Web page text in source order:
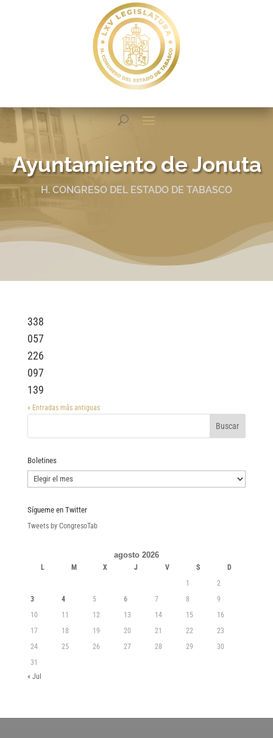
Ayuntamiento de Jonuta
H. CONGRESO DEL ESTADO DE TABASCO
338
057
226
097
139
« Entradas más antiguas
Boletines
Boletines
Sígueme en Twitter
Tweets by CongresoTab
agosto 2026
L M X J V S
D
1
2
3
4 5 6 7 8
9
10
11 12 13 14 15
16
17
18 19 20 21 22
23
24
25 26 27 28 29
30
31
« Jul